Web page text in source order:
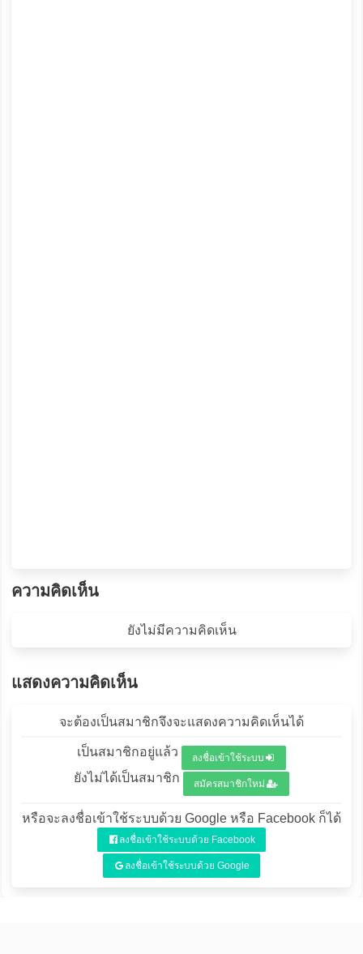
ความคิดเห็น
ยังไม่มีความคิดเห็น
แสดงความคิดเห็น
จะต้องเป็นสมาชิกจึงจะแสดงความคิดเห็นได้
เป็นสมาชิกอยู่แล้ว ลงชื่อเข้าใช้ระบบ
ยังไม่ได้เป็นสมาชิก สมัครสมาชิกใหม่
หรือจะลงชื่อเข้าใช้ระบบด้วย Google หรือ Facebook ก็ได้
ลงชื่อเข้าใช้ระบบด้วย Facebook
ลงชื่อเข้าใช้ระบบด้วย Google